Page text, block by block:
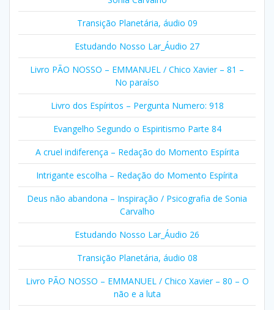
Transição Planetária, áudio 09
Estudando Nosso Lar_Áudio 27
Livro PÃO NOSSO – EMMANUEL / Chico Xavier – 81 –
No paraíso
Livro dos Espíritos – Pergunta Numero: 918
Evangelho Segundo o Espiritismo Parte 84
A cruel indiferença – Redação do Momento Espírita
Intrigante escolha – Redação do Momento Espírita
Deus não abandona – Inspiração / Psicografia de Sonia
Carvalho
Estudando Nosso Lar_Áudio 26
Transição Planetária, áudio 08
Livro PÃO NOSSO – EMMANUEL / Chico Xavier – 80 – O
não e a luta